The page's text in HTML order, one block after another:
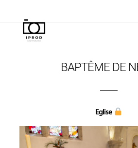
BAPTÊME DE
Eglise